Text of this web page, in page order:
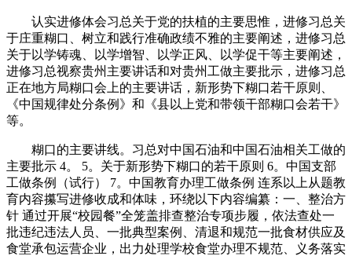
认实进修体会习总关于党的扶植的主要思惟，进修习总关
于庄重糊口、树立和践行准确政绩不雅的主要阐述，进修习总
关于以学铸魂、以学增智、以学正风、以学促干等主要阐述，
进修习总视察贵州主要讲话和对贵州工做主要批示，进修习总
正在地方局糊口会上的主要讲话，新形势下糊口若干原则、
《中国规律处分条例》和《县以上党和带领干部糊口会若干》
等。
糊口的主要讲线。习总对中国石油和中国石油相关工做的
主要批示 4。 5。关于新形势下糊口的若干原则 6。中国支部
工做条例（试行） 7。中国教育办理工做条例 连系以上从题教
育内容攥写进修收成和体味，环绕以下内容编纂：一、整治方
针 通过开展“校园餐”全笼盖排查整治专项步履，依法查处一
批违纪违法人员、一批典型案例、清退和规范一批食材供应及
食堂承包运营企业，出力处理学校食堂办理不规范、义务落实